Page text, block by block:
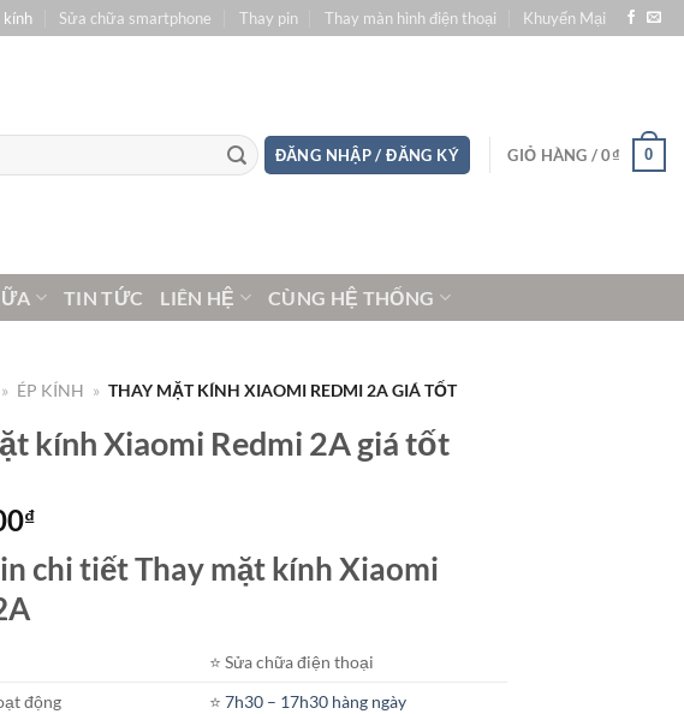
kính Sửa chữa smartphone Thay pin Thay màn hình điện thoại Khuyến Mại
ĐĂNG NHẬP / ĐĂNG KÝ GIỎ HÀNG /0₫ 0
TIN TỨC LIÊN HỆ CÙNG HỆ THỐNG
» ÉP KÍNH » THAY MẶT KÍNH XIAOMI REDMI 2A GIÁ TỐT
kính Xiaomi Redmi 2A giá tốt
₫
chi tiết Thay mặt kính Xiaomi
⭐️ Sửa chữa điện thoại
động
⭐️7h30 – 17h30 hàng ngày